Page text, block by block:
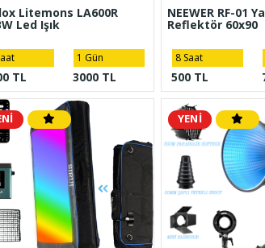
Litemons LA600R
Led Işık
TL
1 Gün
3000 TL
NEEWER RF-01
Reflektör 60x90
8 Saat
500 TL
YENİ